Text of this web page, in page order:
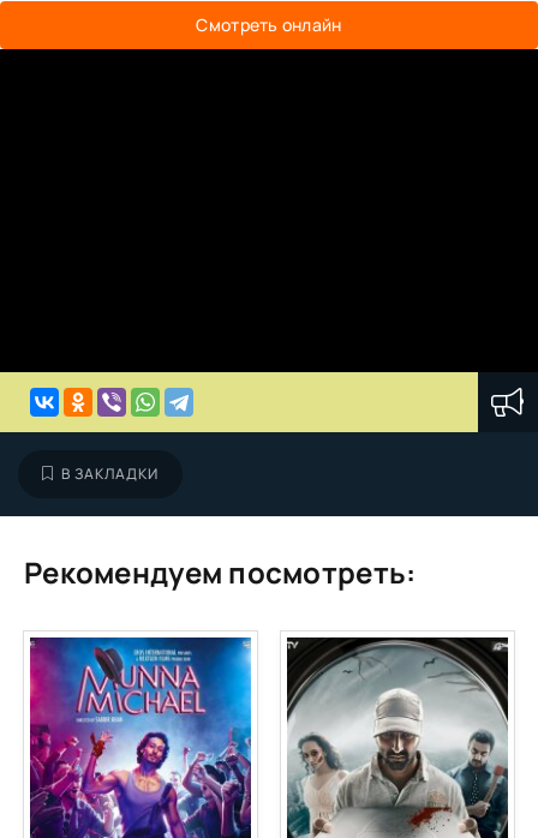
Смотреть онлайн
В ЗАКЛАДКИ
Рекомендуем посмотреть: